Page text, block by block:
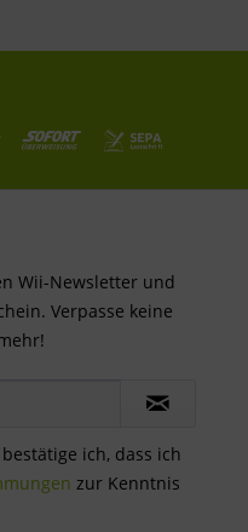
Wii-Newsletter und
Verpasse keine
ich, dass ich
zur Kenntnis